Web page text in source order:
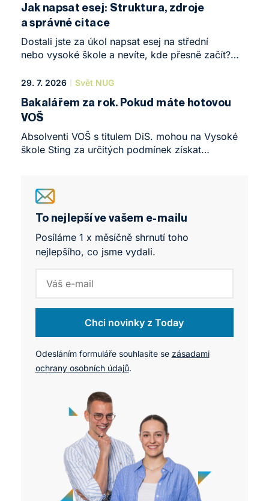
volného času – alespoň do chvíle, než zaklepe
na dveře zkouškové období. Jak si udržet
přehled, úspěšně zvládat studium na vysoké
škole, a ještě u toho budovat kariéru nebo si
zvládnutý time management pro studenty
na vysoké.
Jak napsat esej: Struktura, zdroje
a správné citace
Dostali jste za úkol napsat esej na střední
nebo vysoké škole a nevíte, kde přesně začít?
v něm krok za krokem návod, díky kterému
přes tvorbu silných argumentů až po akademické
citace podle mezinárodních standardů.
29. 7. 2026 Svět NUG
Bakalářem za rok. Pokud máte hotovou
VOŠ
Absolventi VOŠ s titulem DiS. mohou na Vysoké
škole Sting za určitých podmínek získat
Studium probíhá prezenční i kombinovanou
formou a umožňuje tematicky navázat
na absolventskou práci z VOŠ.
To nejlepší ve vašem e-mailu
Posíláme 1 x měsíčně shrnutí toho
nejlepšího, co jsme vydali.
Chci novinky z Today
Odesláním formuláře souhlasíte se zásadami
ochrany osobních údajů.